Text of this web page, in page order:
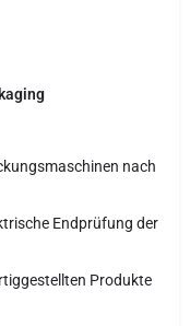
nach
Endprüfung der
Produkte